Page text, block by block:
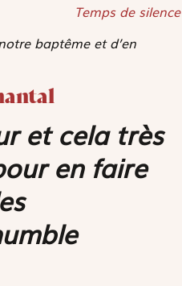
Temps de silence
baptême et d’en
et cela très
en faire